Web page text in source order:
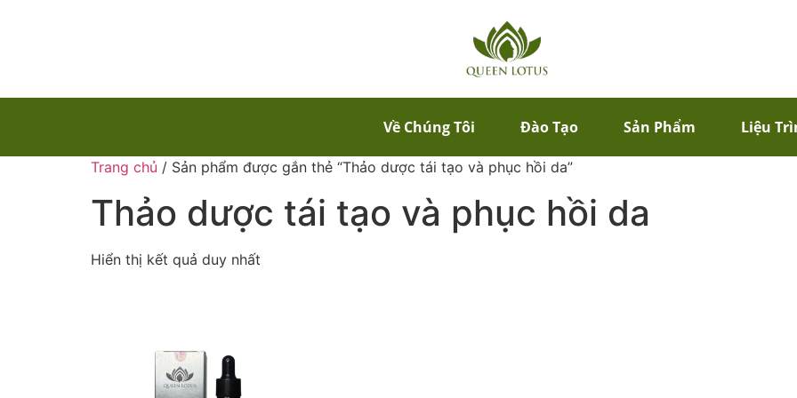
Về Chúng Tôi Đào Tạo Sản Phẩm Liệu
Trang chủ / Sản phẩm được gắn thẻ “Thảo dược tái tạo và phục hồi da”
Thảo dược tái tạo và phục hồi da
Hiển thị kết quả duy nhất